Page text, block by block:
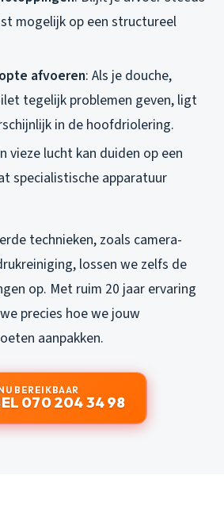
mogelijk op een structureel
afvoeren: Als je douche,
tegelijk problemen geven, ligt
in de hoofdriolering.
vieze lucht kan duiden op een
specialistische apparatuur
technieken, zoals camera-
lossen we zelfs de
op. Met ruim 20 jaar ervaring
precies hoe we jouw
aanpakken.
BEREIKBAAR
070 204 34 98